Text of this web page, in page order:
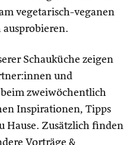
vegetarisch-veganen
ausprobieren.
Schauküche zeigen
und
zweiwöchentlich
Inspirationen, Tipps
Hause. Zusätzlich finden
Vorträge &